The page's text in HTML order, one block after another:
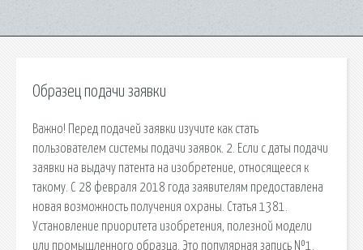
Образец подачи заявки
Важно! Перед подачей заявки изучите как стать
пользователем системы подачи заявок. 2. Если с даты подачи
заявки на выдачу патента на изобретение, относящееся к
такому. С 28 февраля 2018 года заявителям предоставлена
новая возможность получения охраны. Статья 1381.
Установление приоритета изобретения, полезной модели
или промышленного образца. Это популярная запись №1.